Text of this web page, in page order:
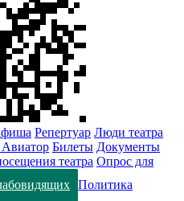
Репертуар Люди театра
Билеты Документы
театра Опрос для
Политика